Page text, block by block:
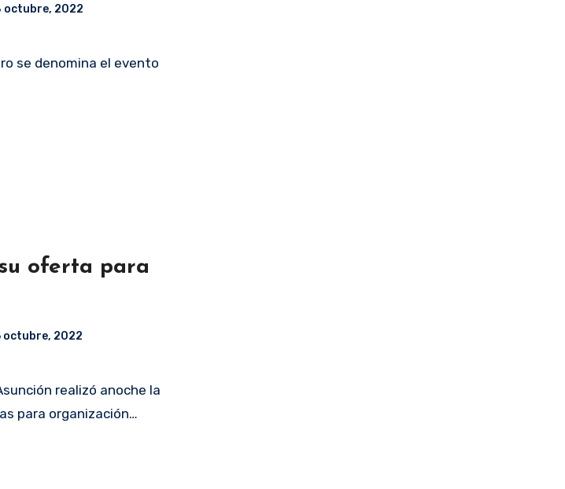
octubre, 2022
oferta para
octubre, 2022
para organización…